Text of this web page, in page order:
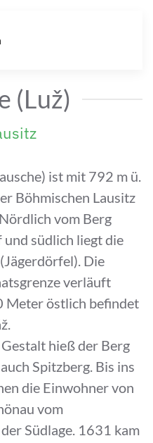
(Luž)
ist mit 792 m ü.
Böhmischen Lausitz
vom Berg
südlich liegt die
Die
verläuft
Meter östlich befindet
hieß der Berg
Spitzberg. Bis ins
die Einwohner von
vom
Südlage. 1631 kam